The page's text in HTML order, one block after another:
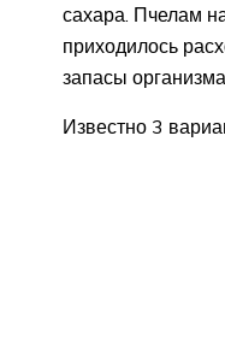
сахара. Пчелам
приходилось
запасы организма.
Известно 3